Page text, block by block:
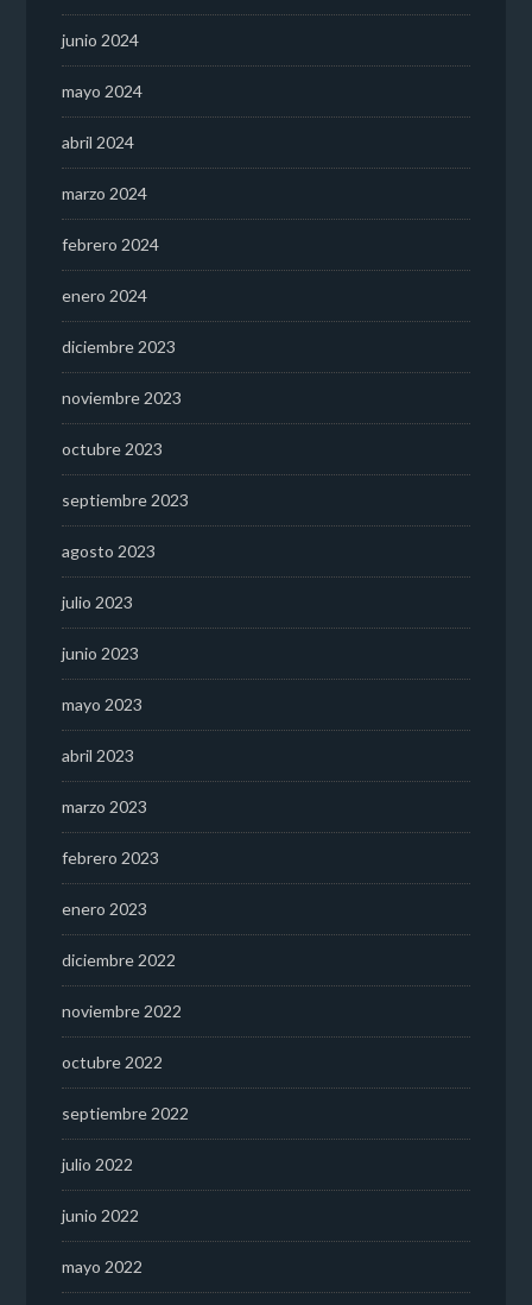
junio 2024
mayo 2024
abril 2024
marzo 2024
febrero 2024
enero 2024
diciembre 2023
noviembre 2023
octubre 2023
septiembre 2023
agosto 2023
julio 2023
junio 2023
mayo 2023
abril 2023
marzo 2023
febrero 2023
enero 2023
diciembre 2022
noviembre 2022
octubre 2022
septiembre 2022
julio 2022
junio 2022
mayo 2022